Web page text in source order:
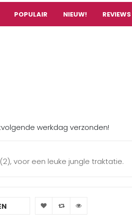
POPULAIR NIEUW! REVIEWS
werkdag verzonden!
voor een leuke jungle traktatie.